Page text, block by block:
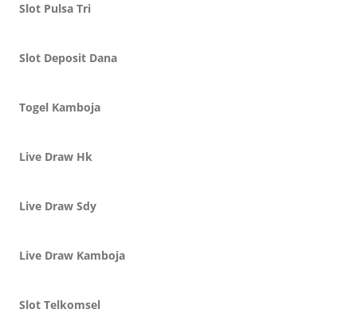
Slot Pulsa Tri
Slot Deposit Dana
Togel Kamboja
Live Draw Hk
Live Draw Sdy
Live Draw Kamboja
Slot Telkomsel